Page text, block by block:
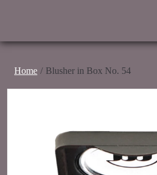
Home Blusher in Box No. 54